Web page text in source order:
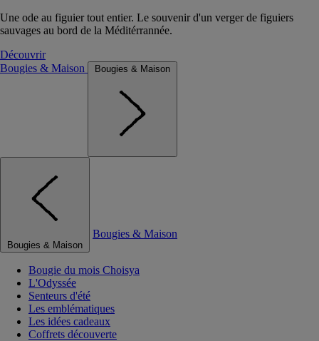
Une ode au figuier tout entier. Le souvenir d'un verger de figuiers
sauvages au bord de la Méditérrannée.
Découvrir
Bougies & Maison
Bougies & Maison
Bougies & Maison
Bougies & Maison
Bougie du mois Choisya
L'Odyssée
Senteurs d'été
Les emblématiques
Les idées cadeaux
Coffrets découverte